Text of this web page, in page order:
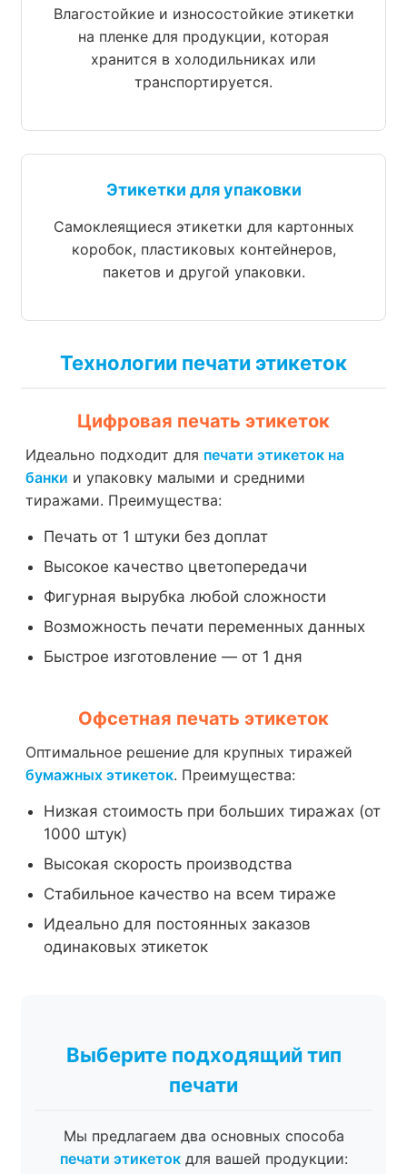
Влагостойкие и износостойкие этикетки
на пленке для продукции, которая
хранится в холодильниках или
транспортируется.
Этикетки для упаковки
Самоклеящиеся этикетки для картонных
коробок, пластиковых контейнеров,
пакетов и другой упаковки.
Технологии печати этикеток
Цифровая печать этикеток
Идеально подходит для печати этикеток на
банки и упаковку малыми и средними
тиражами. Преимущества:
Печать от 1 штуки без доплат
Высокое качество цветопередачи
Фигурная вырубка любой сложности
Возможность печати переменных данных
Быстрое изготовление — от 1 дня
Офсетная печать этикеток
Оптимальное решение для крупных тиражей
бумажных этикеток. Преимущества:
Низкая стоимость при больших тиражах (от
1000 штук)
Высокая скорость производства
Стабильное качество на всем тираже
Идеально для постоянных заказов
одинаковых этикеток
Выберите подходящий тип
печати
Мы предлагаем два основных способа
печати этикетокдля вашей продукции: